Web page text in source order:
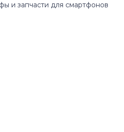
и запчасти для смартфонов